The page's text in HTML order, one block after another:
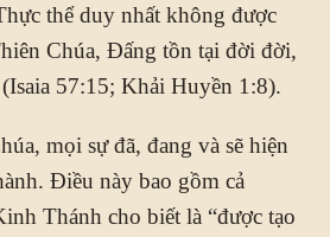
thể duy nhất không được
Chúa, Đấng tồn tại đời đời,
57:15; Khải Huyền 1:8).
mọi sự đã, đang và sẽ hiện
Điều này bao gồm cả
Thánh cho biết là “được tạo